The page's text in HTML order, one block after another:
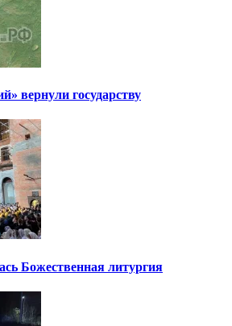
вернули государству
Божественная литургия